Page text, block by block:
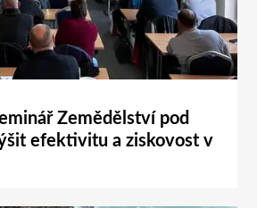
Zemědělství pod
efektivitu a ziskovost v